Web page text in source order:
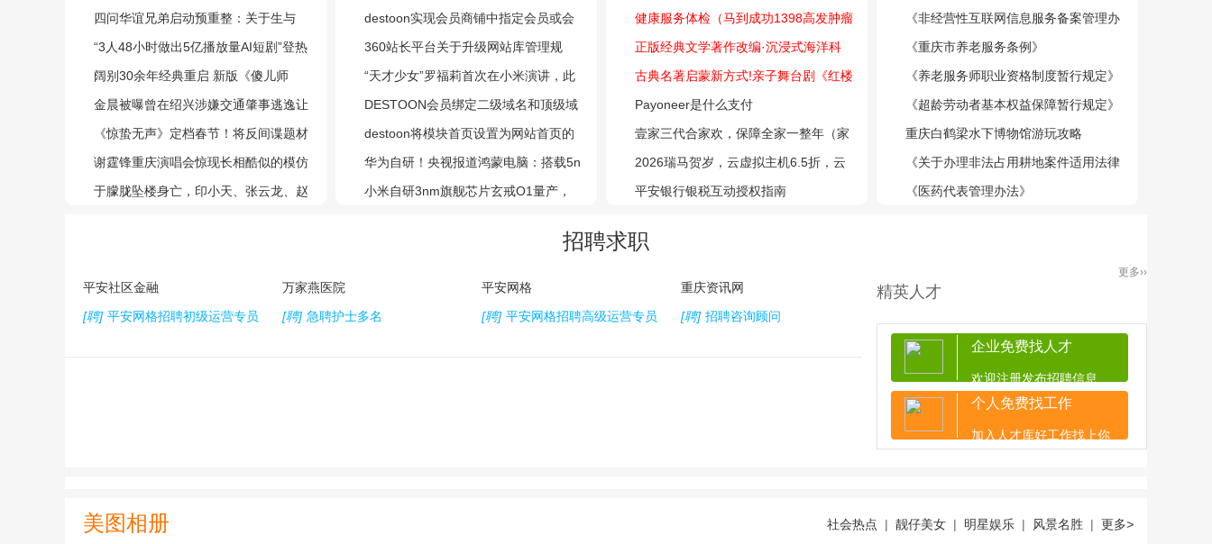
人气领跑暑期档演出
四问华谊兄弟启动预重整：关于生与
死、接盘与债务
“3人48小时做出5亿播放量AI短剧”登热
搜，导演辟谣
阔别30余年经典重启 新版《傻儿师
长》2月11日开播
金晨被曝曾在绍兴涉嫌交通肇事逃逸让
助理顶包，事发地附近村民称仍有印
象：撞了一道墙
《惊蛰无声》定档春节！将反间谍题材
搬上银幕
谢霆锋重庆演唱会惊现长相酷似的模仿
者，歌迷狂追拍照，安保嗓子喊冒烟：
于朦胧坠楼身亡，印小天、张云龙、赵
杀：个人站长的至暗时刻与生存指南
destoon实现会员商铺中指定会员或会
员组投放广告的方法
360站长平台关于升级网站库管理规
则、开展备案合规核查的公告
“天才少女”罗福莉首次在小米演讲，此
前参与DeepSeek模型研发
DESTOON会员绑定二级域名和顶级域
名的方法
destoon将模块首页设置为网站首页的
方法
华为自研！央视报道鸿蒙电脑：搭载5n
m麒麟X90芯片
小米自研3nm旗舰芯片玄戒O1量产，
+影像、心脑血管筛查体检套餐）2026
健康服务体检（马到成功1398高发肿瘤
筛查：肺部、消化道四癌甲基化等体检
套餐）2026
正版经典文学著作改编·沉浸式海洋科
幻之旅舞台剧《海底两万里》6月20日
登陆重庆大剧院
古典名著启蒙新方式!亲子舞台剧《红楼
春趣》5 月 30 日登陆重庆大剧院
Payoneer是什么支付
壹家三代合家欢，保障全家一整年（家
财险）
2026瑞马贺岁，云虚拟主机6.5折，云
服务器5折起！
平安银行银税互动授权指南
《非经营性互联网信息服务备案管理办
法》
《重庆市养老服务条例》
《养老服务师职业资格制度暂行规定》
《超龄劳动者基本权益保障暂行规定》
重庆白鹤梁水下博物馆游玩攻略
《关于办理非法占用耕地案件适用法律
若干问题的规定》
《医药代表管理办法》
招聘求职
平安社区金融
[聘] 平安网格招聘初级运营专员
万家燕医院
[聘] 急聘护士多名
平安网格
[聘] 平安网格招聘高级运营专员
重庆资讯网
[聘] 招聘咨询顾问
精英人才
更多››
企业免费找人才
欢迎注册发布招聘信息
个人免费找工作
加入人才库好工作找上你
美图相册 社会热点 | 靓仔美女 | 明星娱乐 | 风景名胜 | 更多>